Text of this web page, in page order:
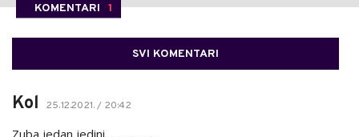
KOMENTARI 1
SVI KOMENTARI
Kol 25.12.2021. / 20:42
Zuba jedan jedini.....................